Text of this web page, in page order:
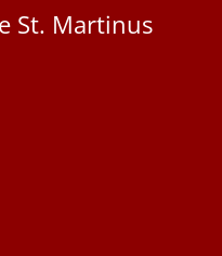
St. Martinus